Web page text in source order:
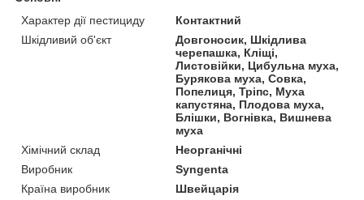
Характер дії пестициду
Контактний
Шкідливий об'єкт
Довгоносик, Шкідлива
черепашка, Кліщі,
Листовійки, Цибульна муха,
Бурякова муха, Совка,
Попелиця, Тріпс, Муха
капустяна, Плодова муха,
Блішки, Вогнівка, Вишнева
муха
Хімічний склад
Неорганічні
Виробник
Syngenta
Країна виробник
Швейцарія